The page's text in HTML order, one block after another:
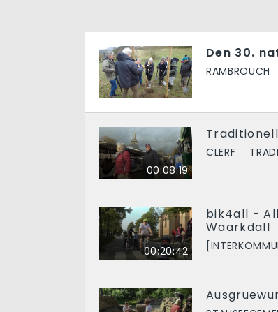
Den 30.
RAMBROUCH
00:08:19
CLERF
00:20:42
bik4all -
Waarkdall